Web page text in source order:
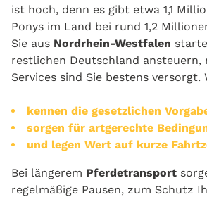
ist hoch, denn es gibt etwa 1,1
Ponys im Land bei rund 1,2
Sie aus Nordrhein‑Westfalen
restlichen Deutschland ansteuern,
Services sind Sie bestens versorgt.
kennen die gesetzlichen
sorgen für artgerechte
und legen Wert auf kurze
Bei längerem Pferdetransport
regelmäßige Pausen, zum Schutz